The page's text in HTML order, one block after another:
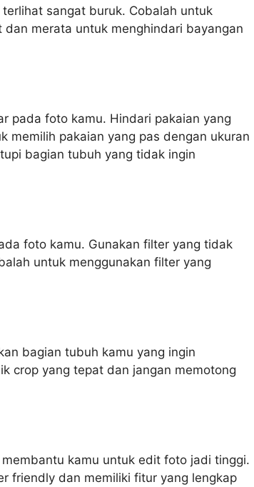
sangat buruk. Cobalah untuk
merata untuk menghindari bayangan
pada foto kamu. Hindari pakaian yang
memilih pakaian yang pas dengan ukuran
bagian tubuh yang tidak ingin
foto kamu. Gunakan filter yang tidak
untuk menggunakan filter yang
bagian tubuh kamu yang ingin
crop yang tepat dan jangan memotong
kamu untuk edit foto jadi tinggi.
friendly dan memiliki fitur yang lengkap